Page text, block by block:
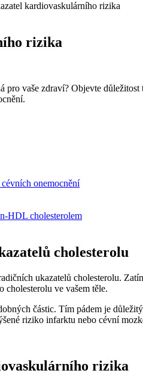
kardiovaskulárního rizika
rizika
vaše zdraví? Objevte
onemocnění
HDL cholesterolem
cholesterolu
ukazatelů cholesterolu.
‌ve vašem⁣ těle.
částic. Tím pádem je
riziko ⁤infarktu nebo cévní
rizika